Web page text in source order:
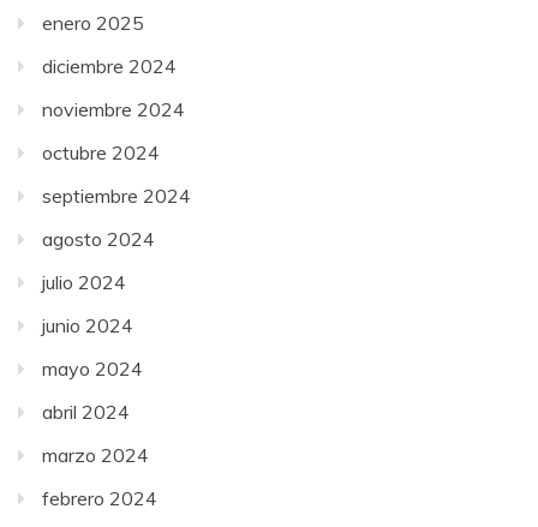
enero 2025
diciembre 2024
noviembre 2024
octubre 2024
septiembre 2024
agosto 2024
julio 2024
junio 2024
mayo 2024
abril 2024
marzo 2024
febrero 2024